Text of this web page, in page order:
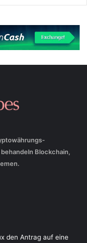
Blockchain,
den Antrag auf eine